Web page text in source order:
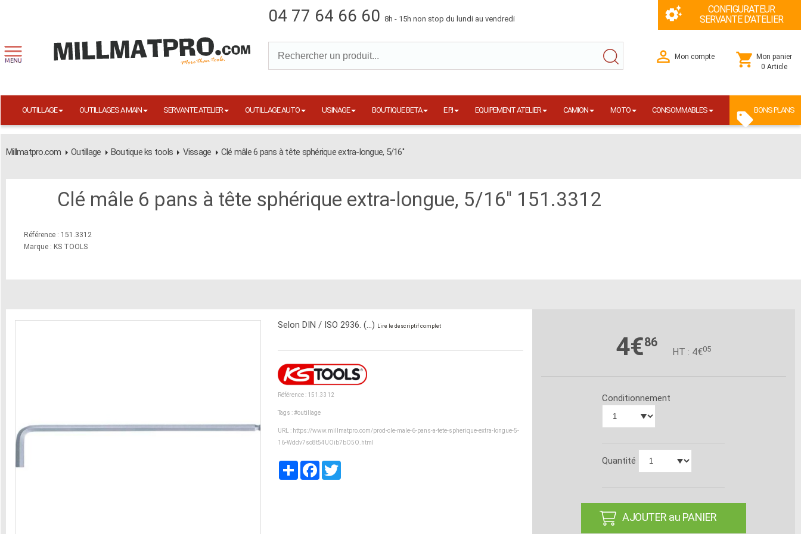
04 77 64 66 60 8h - 15h non stop du lundi au vendredi
CONFIGURATEUR
SERVANTE D'ATELIER
Mon compte
Mon panier
0 Article
OUTILLAGE OUTILLAGES A MAIN SERVANTE ATELIER OUTILLAGE AUTO USINAGE BOUTIQUE BETA E.P.I EQUIPEMENT ATELIER CAMION MOTO CONSOMMABLES BONS PLANS
Millmatpro.com Outillage Boutique ks tools Vissage Clé mâle 6 pans à tête sphérique extra-longue, 5/16''
Clé mâle 6 pans à tête sphérique extra-longue, 5/16'' 151.3312
Référence : 151.3312
Marque : KS TOOLS
Selon DIN / ISO 2936. (...) Lire le descriptif complet
Référence : 151.3312
Tags :#outillage
URL : https://www.millmatpro.com/prod-cle-male-6-pans-a-tete-spherique-extra-longue-5-
16-Wddv7so8t54UOib7bO5O.html
PartagerFacebook
4€86
HT : 4€05
Conditionnement
Quantité
AJOUTER au PANIER